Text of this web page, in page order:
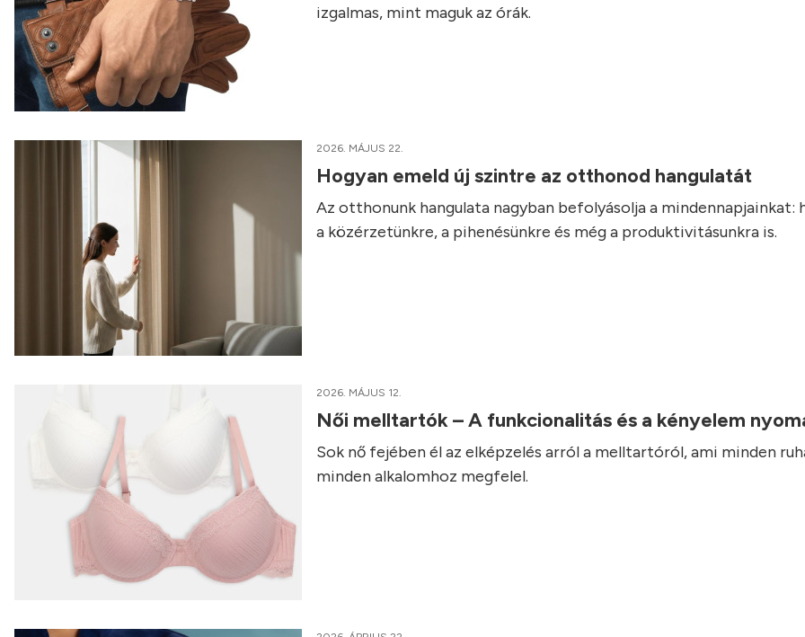
izgalmas, mint maguk az órák.
2026. MÁJUS 22.
Hogyan emeld új szintre az otthonod hangulatát
Az otthonunk hangulata nagyban befolyásolja a mindennapjainkat:
a közérzetünkre, a pihenésünkre és még a produktivitásunkra is.
2026. MÁJUS 12.
Női melltartók – A funkcionalitás és a kényelem
Sok nő fejében él az elképzelés arról a melltartóról, ami minden
minden alkalomhoz megfelel.